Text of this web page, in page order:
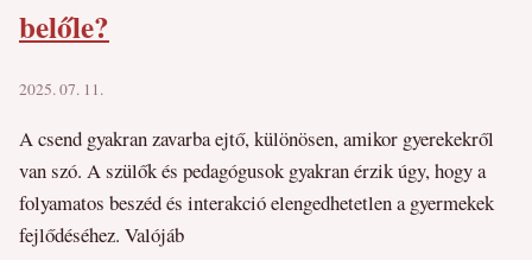
belőle?
2025. 07. 11.
A csend gyakran zavarba ejtő, különösen, amikor gyerekekről
van szó. A szülők és pedagógusok gyakran érzik úgy, hogy a
folyamatos beszéd és interakció elengedhetetlen a gyermekek
fejlődéséhez. Valójáb